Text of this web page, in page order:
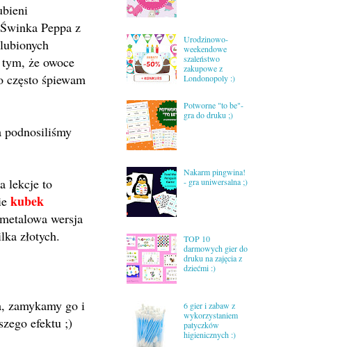
Peppa z
że owoce
często śpiewam
podnosiliśmy
lekcje to
kubek
wersja
złotych.
zamykamy go i
efektu ;)
Urodzinowo-
weekendowe
szaleństwo
zakupowe z
Londonopoly :)
Potworne "to be"-
gra do druku ;)
Nakarm pingwina!
- gra uniwersalna ;)
TOP 10
darmowych gier do
druku na zajęcia z
dziećmi :)
6 gier i zabaw z
wykorzystaniem
patyczków
higienicznych :)